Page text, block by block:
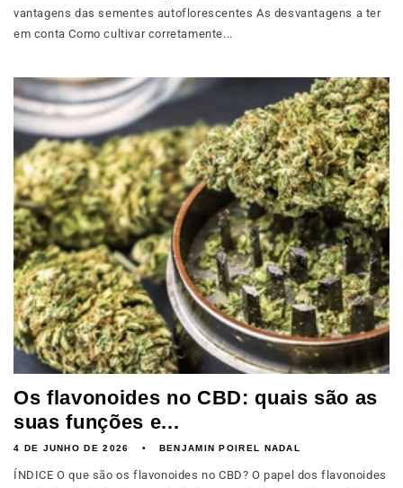
vantagens das sementes autoflorescentes As desvantagens a ter
em conta Como cultivar corretamente...
Os flavonoides no CBD: quais são as
suas funções e...
4 DE JUNHO DE 2026 BENJAMIN POIREL NADAL
ÍNDICE O que são os flavonoides no CBD? O papel dos flavonoides